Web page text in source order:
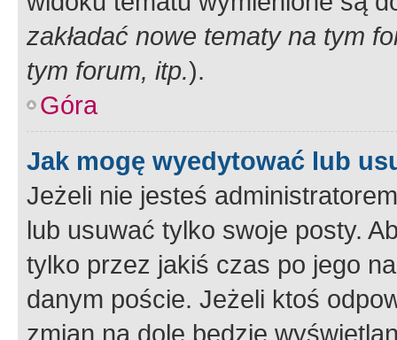
zakładać nowe tematy na tym
tym forum, itp.).
Góra
Jak mogę wyedytować lub
Jeżeli nie jesteś
lub usuwać tylko swoje posty.
tylko przez jakiś czas po jego
danym poście. Jeżeli ktoś
zmian na dole będzie